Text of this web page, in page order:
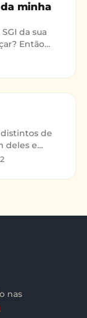
minha
da sua
Então
escopo?
de
deles e
primeiro, é
nas